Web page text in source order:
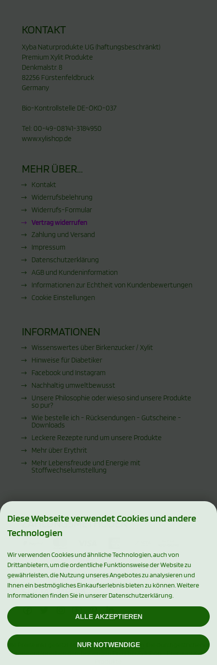
KONTAKT
Xyba Naturprodukte UG (haftungsbeschränkt)
Premium Xylit Produkte
Denkmalstr. 8
82256 Fürstenfeldbruck
Germany
Bio-Kontrollstelle DE-ÖKO-037
Tel: 00-49-08141-3184950
www.xylishop.de
MEHR ÜBER...
Kontakt
Widerrufsbelehrung
Widerrufs-Formular
Vertrag widerrufen
Zahlung und Versand
Impressum
Datenschutzerklärung
AGB und Kundeninformation
Informationen zur Echtheit von Kundenbewertungen
Cookie Einstellungen
INFORMATIONEN
Wissenswertes über Birkenzucker / Xylit
Hinweise für Diabetiker
Facebook und Instagram
Nachhaltig umweltbewusst
Unsere Philosophie oder wieso sind unsere Produkte
so pur?
Wie bestelle ich - Rücksendungen - Gutscheine -
Downloads
Leckere Rezepte rund um unsere Produkte
Mehr über Erythrit
Mehr Lebensfreude und Energie mit
Stoffwechselumstellung
ZAHLUNGSMETHODEN
SOCIAL MEDIA
Alle Preise inkl. gesetzl. MwSt. zzgl.Versandkosten
. Die durchgestrichenen
Preise entsprechen dem bisherigen Preis bei Xylishop - Premium Xylit
Diese Webseite verwendet Cookies und andere
Technologien
Wir verwenden Cookies und ähnliche Technologien, auch von
Drittanbietern, um die ordentliche Funktionsweise der Website zu
gewährleisten, die Nutzung unseres Angebotes zu analysieren und
Ihnen ein bestmögliches Einkaufserlebnis bieten zu können. Weitere
Informationen finden Sie in unserer Datenschutzerklärung.
ALLE AKZEPTIEREN
NUR NOTWENDIGE